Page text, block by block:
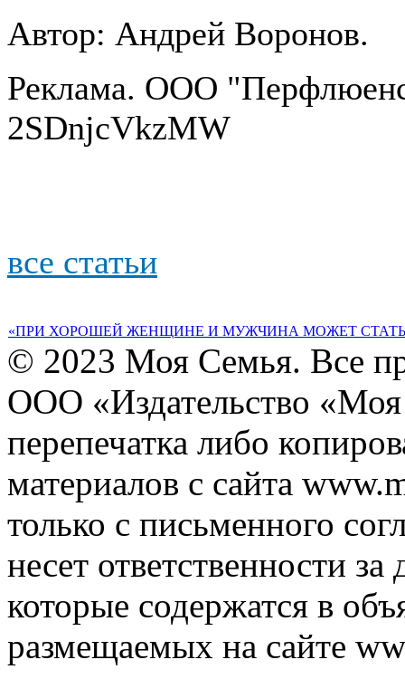
Автор: Андрей Воронов.
Реклама. ООО
2SDnjcVkzMW
все статьи
«ПРИ ХОРОШЕЙ ЖЕНЩИНЕ И МУЖЧИНА МОЖЕТ
© 2023 Моя Семья. Все
ООО «Издательство
перепечатка либо
материалов с сайта
только с письменного
несет ответственности
которые содержатся в
размещаемых на сайте